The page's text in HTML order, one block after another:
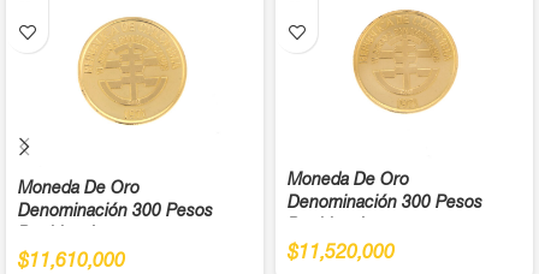
Moneda De Oro
Denominación 300 Pesos
Panamericanos Año 1971 Cali
$11,610,000
Moneda De Oro
Denominación 300 Pesos
Panamericanos Año 1971 Cali
$11,520,000